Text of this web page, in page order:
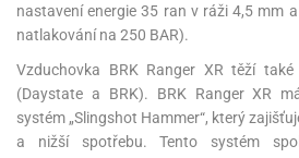
nastavení energie 35 ran v ráži 4,5 mm
natlakování na 250 BAR).
Vzduchovka BRK Ranger XR těží
(Daystate a BRK). BRK Ranger XR
systém „Slingshot Hammer“, který
a nižší spotřebu. Tento systém